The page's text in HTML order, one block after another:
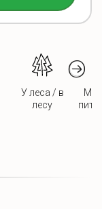
У леса / в
лесу